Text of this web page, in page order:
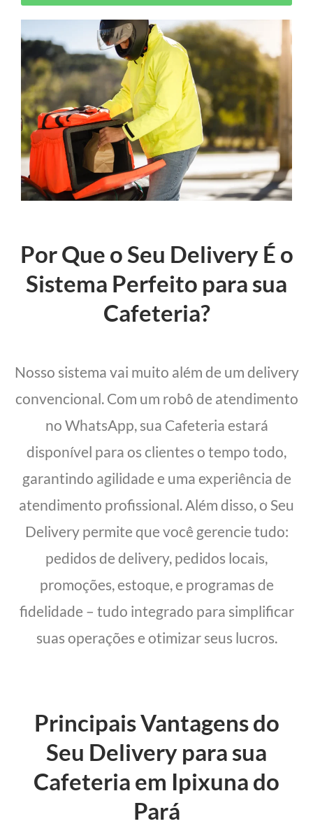
Por Que o Seu Delivery É o
Sistema Perfeito para sua
Cafeteria?
Nosso sistema vai muito além de um delivery
convencional. Com um robô de atendimento
no WhatsApp, sua Cafeteria estará
disponível para os clientes o tempo todo,
garantindo agilidade e uma experiência de
atendimento profissional. Além disso, o Seu
Delivery permite que você gerencie tudo:
pedidos de delivery, pedidos locais,
promoções, estoque, e programas de
fidelidade – tudo integrado para simplificar
suas operações e otimizar seus lucros.
Principais Vantagens do
Seu Delivery para sua
Cafeteria em Ipixuna do
Pará